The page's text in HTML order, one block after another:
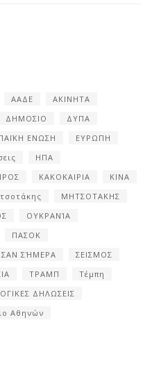
ΑΑΔΕ
ΑΚΙΝΗΤΑ
ΔΗΜΟΣΙΟ
ΔΥΠΑ
ΕΝΩΣΗ
ΕΥΡΩΠΗ
ΗΠΑ
ΚΑΚΟΚΑΙΡΙΑ
ΚΙΝΑ
ΜΗΤΣΟΤΑΚΗΣ
ΟΥΚΡΑΝΊΑ
ΠΑΣΟΚ
ΣΑΝ ΣΉΜΕΡΑ
ΣΕΙΣΜΟΣ
ΤΡΑΜΠ
Τέμπη
ΔΗΛΩΣΕΙΣ
Αθηνών